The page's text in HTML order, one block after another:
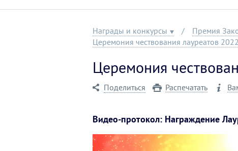
Награды и конкурсы
Премия
Церемония чествования лауреатов
Церемония
Поделиться Распечатать
Видео-протокол: Награждение